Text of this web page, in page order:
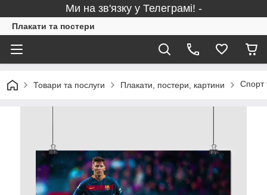
Ми на зв'язку у Телеграмі! -
Плакати та постери
Товари та послуги Плакати, постери, картини Спорт